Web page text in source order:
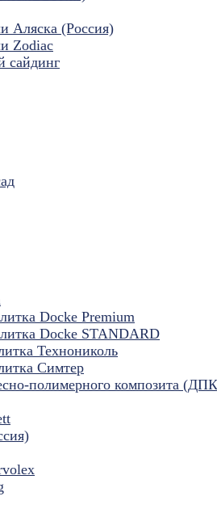
Аляска (Россия)
Zodiac
сайдинг
Docke Premium
Docke STANDARD
Технониколь
Симтер
полимерного композита